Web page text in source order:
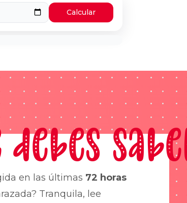
Calcular
debes
en las últimas 72 horas
Tranquila, lee